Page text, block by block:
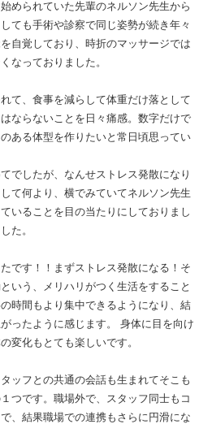
められていた先輩のネルソン先生から
ても手術や診察で同じ姿勢が続き年々
自覚しており、時折のマッサージでは
なっておりました。
て、食事を減らして体重だけ落として
ならないことを日々痛感。数字だけで
ある体型を作りたいと常日頃思ってい
でしたが、なんせストレス発散になり
て何より、横でみていてネルソン先生
いることを目の当たりにしておりまし
た。
です！！まずストレス発散になる！そ
いう、メリハリがつく生活をすること
時間もより集中できるようになり、結
ったように感じます。 身体に目を向け
変化もとても楽しいです。
ッフとの共通の会話も生まれてそこも
つです。職場外で、スタッフ同士もコ
、結果職場での連携もさらに円滑にな